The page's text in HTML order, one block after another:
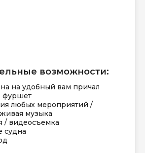
возможности:
на удобный вам причал
фуршет
любых мероприятий /
музыка
/ видеосъемка
судна